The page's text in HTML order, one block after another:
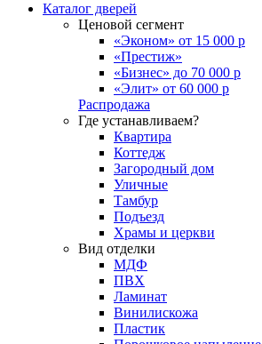
Каталог дверей
Ценовой сегмент
«Эконом» от 15 000 р
«Престиж»
«Бизнес» до 70 000 р
«Элит» от 60 000 р
Распродажа
Где устанавливаем?
Квартира
Коттедж
Загородный дом
Уличные
Тамбур
Подъезд
Храмы и церкви
Вид отделки
МДФ
ПВХ
Ламинат
Винилискожа
Пластик